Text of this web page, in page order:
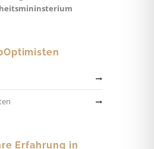
Erfahrung in